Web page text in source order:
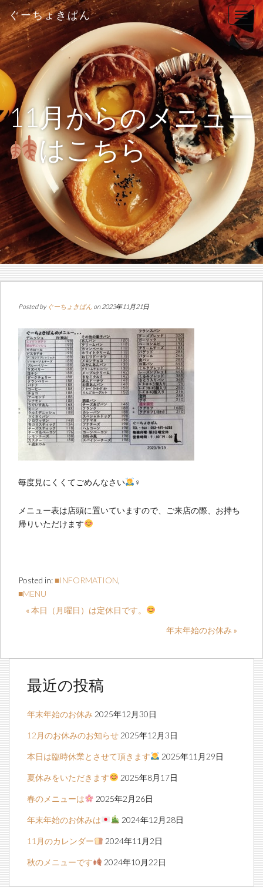
T
o
g
g
l
e
n
i
o
n
ぐーちょきぱん
11月からのメニュー
はこちら
Posted by ぐーちょきぱん on 2023年11月21日
毎度見にくくてごめんなさい ‍♀️
メニュー表は店頭に置いていますので、ご来店の際、お持ち
帰りいただけます
Posted in:■INFORMATION
■MENU
« 本日（月曜日）は定休日です。
年末年始のお休み »
最近の投稿
年末年始のお休み 2025年12月30日
12月のお休みのお知らせ 2025年12月3日
本日は臨時休業とさせて頂きます 2025年11月29日
夏休みをいただきます 2025年8月17日
春のメニューは 2025年2月26日
年末年始のお休みは 2024年12月28日
11月のカレンダー 2024年11月2日
秋のメニューです 2024年10月22日